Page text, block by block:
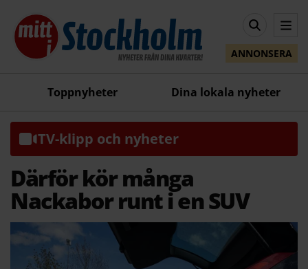
ANNONSERA
Toppnyheter Dina lokala nyheter
TV-klipp och nyheter
Därför kör många
Nackabor runt i en SUV